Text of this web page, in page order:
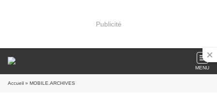
Publicité
MENU
Accueil » MOBILE.ARCHIVES